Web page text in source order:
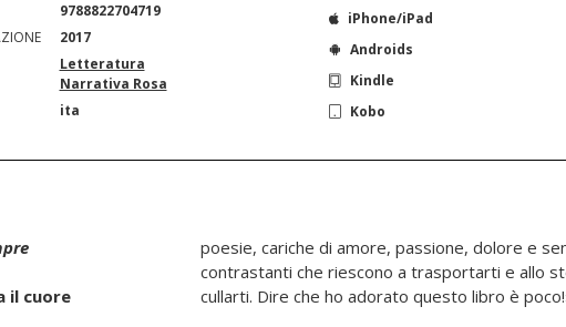
9788822704719
2017
Letteratura
Narrativa Rosa
ita
iPhone/iPad
Androids
Kindle
Kobo
il cuore
poesie, cariche di amore, passione, dolore e
contrastanti che riescono a trasportarti e allo
cullarti. Dire che ho adorato questo libro è